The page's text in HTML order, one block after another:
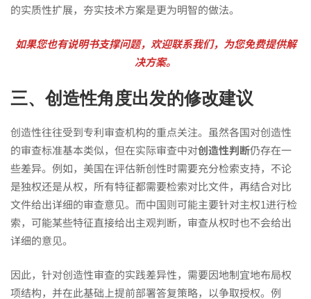
的实质性扩展，夯实技术方案是更为明智的做法。
如果您也有说明书支撑问题，欢迎联系我们，为您免费提供解
决方案。
三、创造性角度出发的修改建议
创造性往往受到专利审查机构的重点关注。虽然各国对创造性
的审查标准基本类似，但在实际审查中对创造性判断仍存在一
些差异。例如，美国在评估新创性时需要充分检索支持，不论
是独权还是从权，所有特征都需要检索对比文件，再结合对比
文件给出详细的审查意见。而中国则可能主要针对主权1进行检
索，可能某些特征直接给出主观判断，审查从权时也不会给出
详细的意见。
因此，针对创造性审查的实践差异性，需要因地制宜地布局权
项结构，并在此基础上提前部署答复策略，以争取授权。例